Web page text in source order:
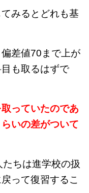
みるとどれも基
差値70まで上が
も取るはずで
っていたのであ
いの差がついて
ちは進学校の扱
って復習するこ